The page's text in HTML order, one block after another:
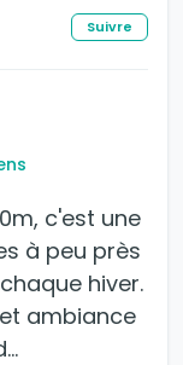
Suivre
c'est une
à peu près
hiver.
ambiance